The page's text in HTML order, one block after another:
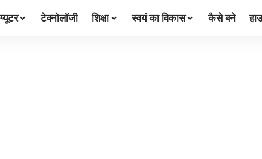
टेक्नोलॉजी शिक्षा स्वयं का विकास कैसे बने